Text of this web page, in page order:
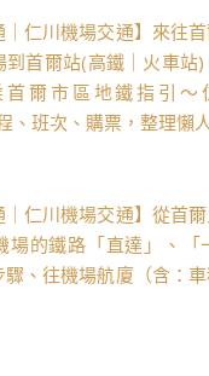
｜仁川機場交通】來往
到首爾站(高鐵｜火車站
爾市區地鐵指引～
、班次、購票，整理懶人
｜仁川機場交通】從首
場的鐵路「直達」、「
、往機場航廈（含：